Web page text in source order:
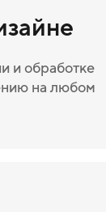
и обработке
на любом